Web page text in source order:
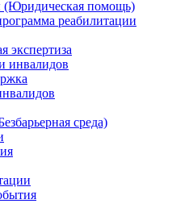
(Юридическая помощь)
реабилитации
экспертиза
инвалидов
среда)